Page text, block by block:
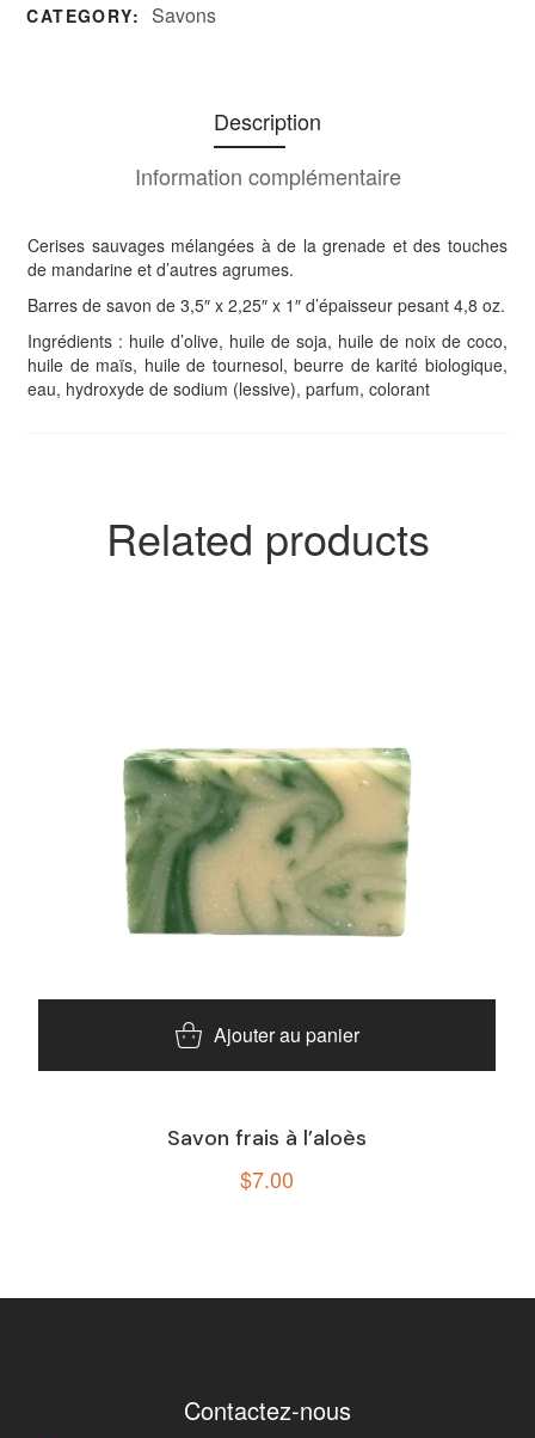
CATEGORY: Savons
Description
Information complémentaire
Cerises sauvages mélangées à de la grenade et des touches
de mandarine et d’autres agrumes.
Barres de savon de 3,5″ x 2,25″ x 1″ d’épaisseur pesant 4,8 oz.
Ingrédients : huile d’olive, huile de soja, huile de noix de coco,
huile de maïs, huile de tournesol, beurre de karité biologique,
eau, hydroxyde de sodium (lessive), parfum, colorant
Related products
Ajouter au panier
Savon frais à l’aloès
$7.00
Contactez-nous